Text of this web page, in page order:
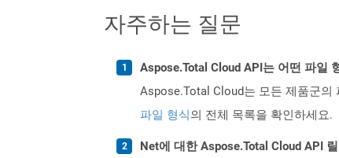
자주하는 질문
Aspose.Total Cloud API는 어떤 파일
Aspose.Total Cloud는 모든 제품군의
파일 형식의 전체 목록을 확인하세요.
Net에 대한 Aspose.Total Cloud API